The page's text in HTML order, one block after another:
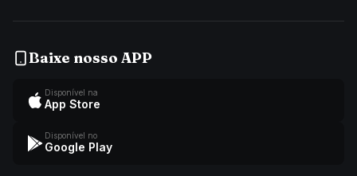
Baixe nosso APP
Disponível na
App Store
Disponível no
Google Play